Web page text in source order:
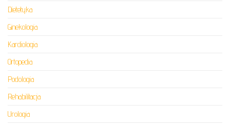
Dietetyka
Ginekologia
Kardiologia
Ortopedia
Podologia
Rehabilitacja
Urologia